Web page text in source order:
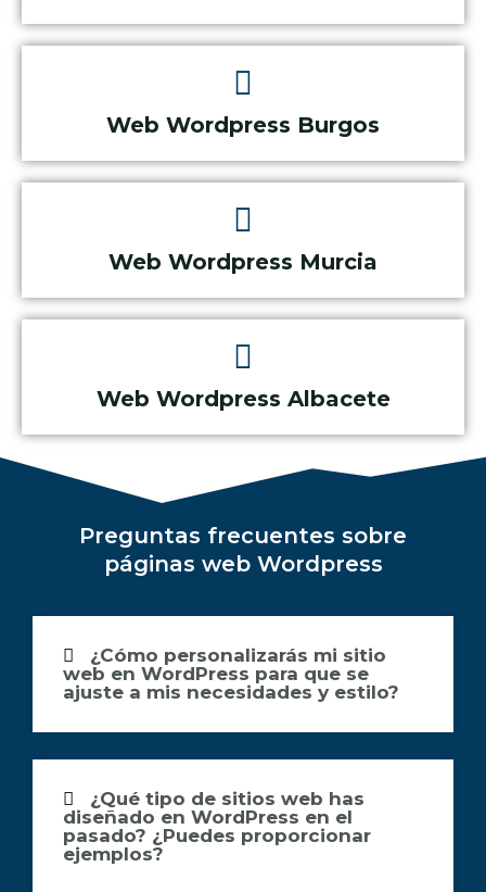
Web Wordpress Burgos
Web Wordpress Murcia
Web Wordpress Albacete
Preguntas frecuentes sobre
páginas web Wordpress
¿Cómo personalizarás mi sitio
web en WordPress para que se
ajuste a mis necesidades y estilo?
¿Qué tipo de sitios web has
diseñado en WordPress en el
pasado? ¿Puedes proporcionar
ejemplos?